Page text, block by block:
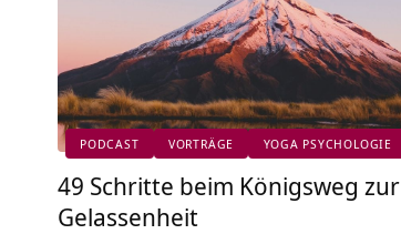
PODCAST VORTRÄGE YOGA PSYCHOLOGIE
49 Schritte beim Königsweg zur
Gelassenheit